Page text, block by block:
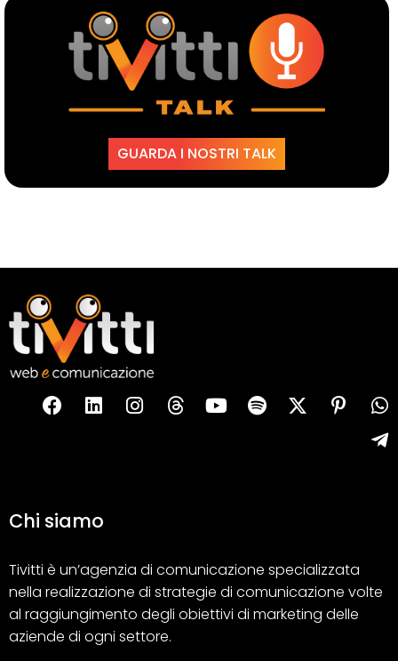
GUARDA I NOSTRI TALK
Chi siamo
Tivitti è un’agenzia di comunicazione specializzata
nella realizzazione di strategie di comunicazione volte
al raggiungimento degli obiettivi di marketing delle
aziende di ogni settore.